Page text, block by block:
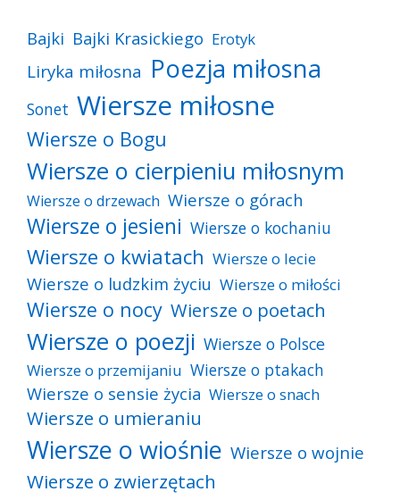
Bajki Bajki Krasickiego Erotyk
Liryka miłosna Poezja miłosna
Sonet Wiersze miłosne
Wiersze o Bogu
Wiersze o cierpieniu miłosnym
Wiersze o drzewach Wiersze o górach
Wiersze o jesieni Wiersze o kochaniu
Wiersze o kwiatach Wiersze o lecie
Wiersze o ludzkim życiu Wiersze o miłości
Wiersze o nocy Wiersze o poetach
Wiersze o poezji Wiersze o Polsce
Wiersze o przemijaniu Wiersze o ptakach
Wiersze o sensie życia Wiersze o snach
Wiersze o umieraniu
Wiersze o wiośnie Wiersze o wojnie
Wiersze o zwierzętach